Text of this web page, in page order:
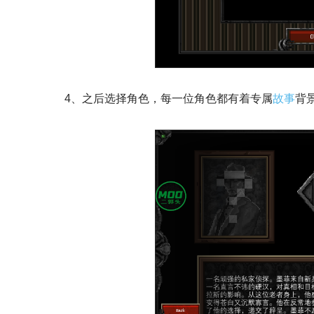
4、之后选择角色，每一位角色都有着专属故事背